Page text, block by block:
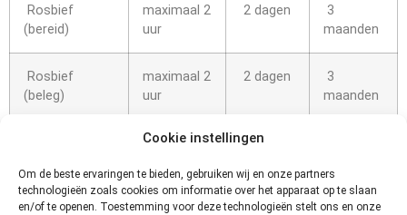
Cookie instellingen
Om de beste ervaringen te bieden, gebruiken wij en onze partners
technologieën zoals cookies om informatie over het apparaat op te slaan
en/of te openen. Toestemming voor deze technologieën stelt ons en onze
Rosbief
(bereid)
maximaal 2
uur
2 dagen
3
maanden
Rosbief
(beleg)
maximaal 2
uur
2 dagen
3
maanden
je